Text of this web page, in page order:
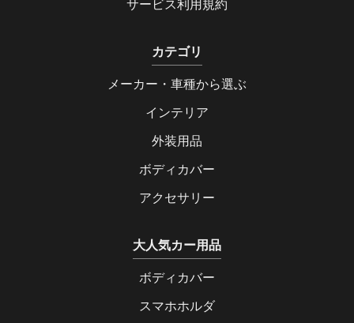
サービス利用規約
カテゴリ
メーカー・車種から選ぶ
インテリア
外装用品
ボディカバー
アクセサリー
大人気カー用品
ボディカバー
スマホホルダ